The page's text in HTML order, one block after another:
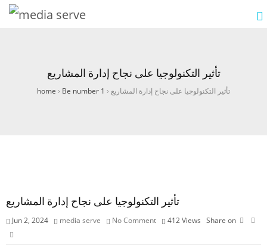
تأثير التكنولوجيا على نجاح إدارة المشاريع
home › Be number 1 › تأثير التكنولوجيا على نجاح إدارة المشاريع
تأثير التكنولوجيا على نجاح إدارة المشاريع
Jun 2, 2024 media serve No Comment 412Views Share on